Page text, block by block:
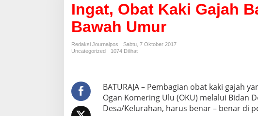
a
t
,
O
a
i
G
Ingat, Obat Kaki Gajah
Bawah Umur
Redaksi Journalpos
Sabtu, 7 Oktober 2017
Uncategorized
1074 Dilihat
BATURAJA – Pembagian obat kaki gajah
Ogan Komering Ulu (OKU) melalui Bidan
Desa/Kelurahan, harus benar – benar di